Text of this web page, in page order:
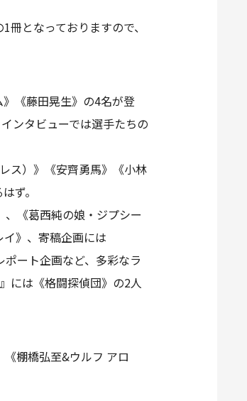
となっておりますので、
《藤田晃生》の4名が登
ンタビューでは選手たちの
ス）》《安齊勇馬》《小林
ず。
、《葛西純の娘・ジプシー
》、寄稿企画には
ート企画など、多彩なラ
には《格闘探偵団》の2人
棚橋弘至&ウルフ アロ